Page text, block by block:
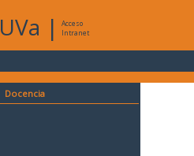
UVa |
Acceso
Intranet
Docencia